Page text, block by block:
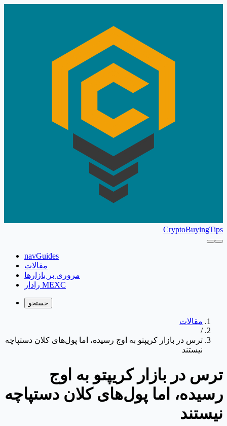
CryptoBuyingTips
navGuides
مقالات
مروری بر بازارها
رادار MEXC
جستجو
مقالات
/
ترس در بازار کریپتو به اوج رسیده، اما پول‌های کلان دستپاچه
نیستند
ترس در بازار کریپتو به اوج
رسیده، اما پول‌های کلان دستپاچه
نیستند